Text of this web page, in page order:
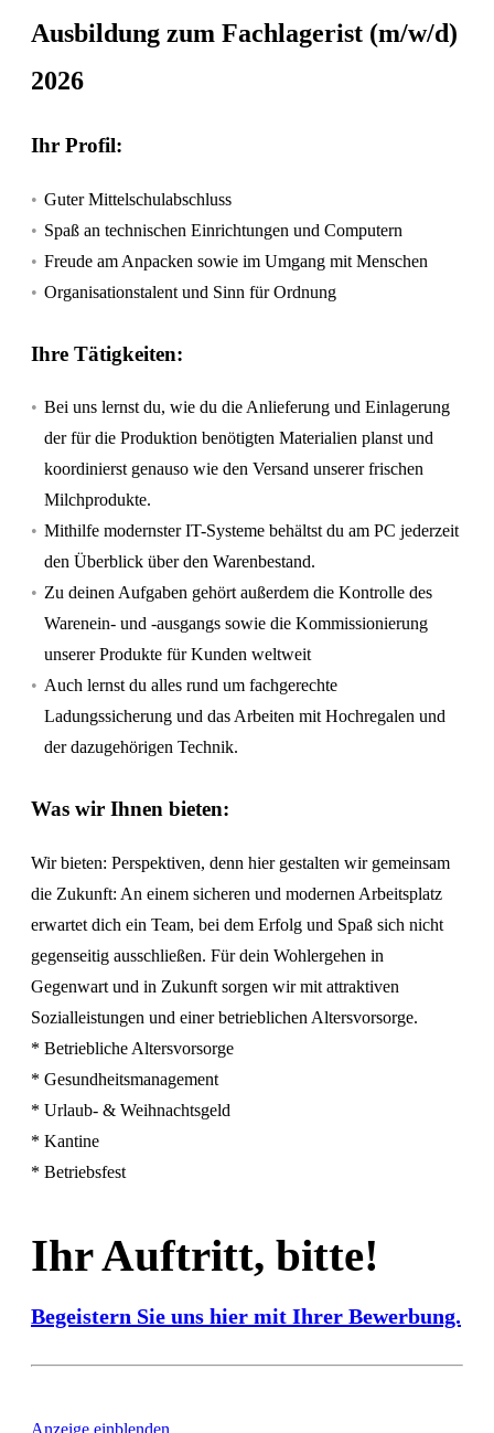
Ausbildung zum Fachlagerist (m/w/d)
2026
Ihr Profil:
Guter Mittelschulabschluss
Spaß an technischen Einrichtungen und Computern
Freude am Anpacken sowie im Umgang mit Menschen
Organisationstalent und Sinn für Ordnung
Ihre Tätigkeiten:
Bei uns lernst du, wie du die Anlieferung und Einlagerung
der für die Produktion benötigten Materialien planst und
koordinierst genauso wie den Versand unserer frischen
Milchprodukte.
Mithilfe modernster IT-Systeme behältst du am PC jederzeit
den Überblick über den Warenbestand.
Zu deinen Aufgaben gehört außerdem die Kontrolle des
Warenein- und -ausgangs sowie die Kommissionierung
unserer Produkte für Kunden weltweit
Auch lernst du alles rund um fachgerechte
Ladungssicherung und das Arbeiten mit Hochregalen und
der dazugehörigen Technik.
Was wir Ihnen bieten:
Wir bieten: Perspektiven, denn hier gestalten wir gemeinsam
die Zukunft: An einem sicheren und modernen Arbeitsplatz
erwartet dich ein Team, bei dem Erfolg und Spaß sich nicht
gegenseitig ausschließen. Für dein Wohlergehen in
Gegenwart und in Zukunft sorgen wir mit attraktiven
Sozialleistungen und einer betrieblichen Altersvorsorge.
* Betriebliche Altersvorsorge
* Gesundheitsmanagement
* Urlaub- & Weihnachtsgeld
* Kantine
* Betriebsfest
Ihr Auftritt, bitte!
Begeistern Sie uns hier mit Ihrer Bewerbung.
Anzeige einblenden